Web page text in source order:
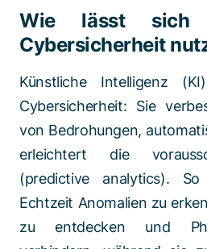
Wie lässt
Cybersicherheit
Künstliche Intelligenz
Cybersicherheit: Sie
von Bedrohungen,
erleichtert die
(predictive analytics).
Echtzeit Anomalien zu
zu entdecken und